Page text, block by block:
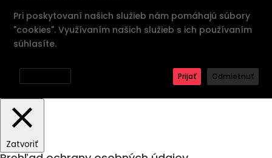
Pri poskytovaní našich služieb nám pomáhajú súbory
"cookies". Využívaním našich služieb s ich používaním
súhlasíte.
Odmietnuť
Prijať
Zatvoriť